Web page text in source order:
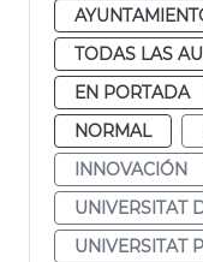
TODAS LAS
EN PORTADA
NORMAL
INNOVACIÓN
UNIVERSITAT
UNIVERSITAT